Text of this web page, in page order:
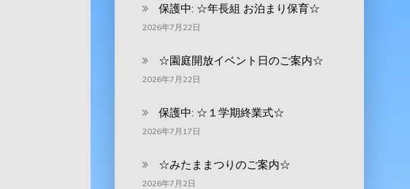
保護中: ‪☆年長組 お泊まり保育☆
2026年7月22日
☆園庭開放イベント日のご案内☆
2026年7月22日
保護中: ☆１学期終業式☆
2026年7月17日
☆みたままつりのご案内☆
2026年7月2日